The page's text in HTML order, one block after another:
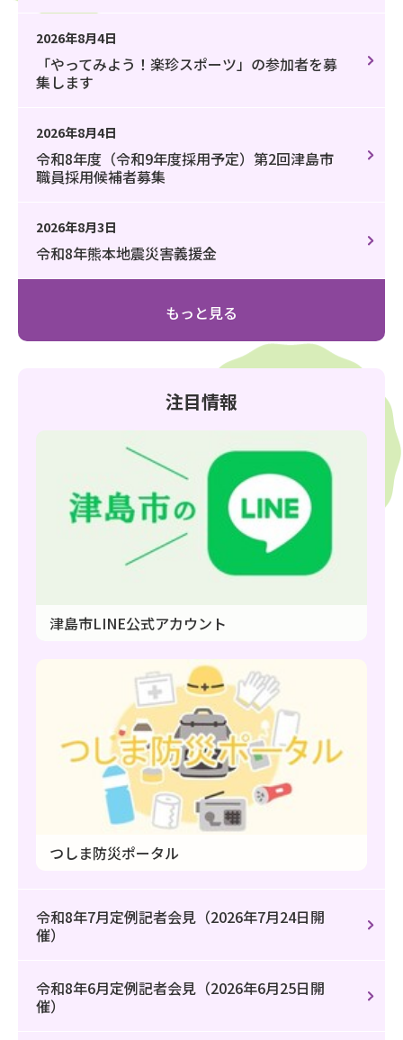
2026年8月4日
「やってみよう！楽珍スポーツ」の参加者を募
集します
2026年8月4日
令和8年度（令和9年度採用予定）第2回津島市
職員採用候補者募集
2026年8月3日
令和8年熊本地震災害義援金
もっと見る
注目情報
津島市LINE公式アカウント
つしま防災ポータル
令和8年7月定例記者会見（2026年7月24日開
催）
令和8年6月定例記者会見（2026年6月25日開
催）